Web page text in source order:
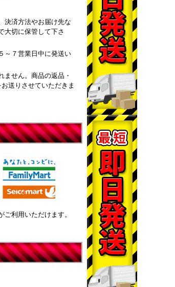
決済方法やお届け先な
大切に保管して下さ
～７営業日中に発送い
せん。商品の返品・
送りさせていただきま
利用いただけます。